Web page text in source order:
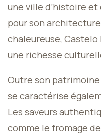
une ville d’histoire
pour son
chaleureuse,
une richesse
Outre son
se caractérise
Les saveurs
comme le fromage